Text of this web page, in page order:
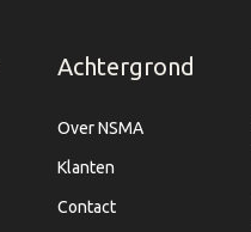
Achtergrond
Over NSMA
Klanten
Contact